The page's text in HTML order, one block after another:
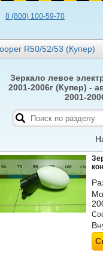
8 (800) 100-59-70
R50/52/53 (Купер)
Зеркало левое
2001-2006г (Купер) -
2001-